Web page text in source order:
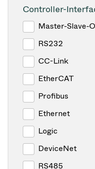
Controller-
Master-Slave-
RS232
CC-Link
EtherCAT
Profibus
Ethernet
Logic
DeviceNet
RS485